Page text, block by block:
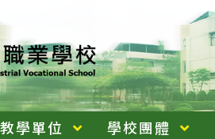
教學單位 學校團體